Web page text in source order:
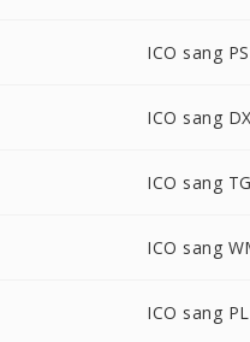
ICO sang
ICO sang
ICO sang
ICO sang
ICO sang